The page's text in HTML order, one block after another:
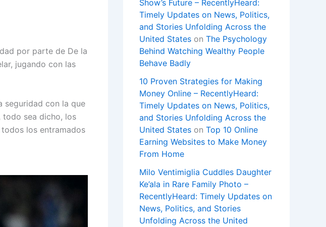
por parte de De la
jugando con las
seguridad con la que
todo sea dicho, los
los entramados
Show’s Future – RecentlyHeard:
Timely Updates on News, Politics,
and Stories Unfolding Across the
United States on The Psychology
Behind Watching Wealthy People
Behave Badly
10 Proven Strategies for Making
Money Online – RecentlyHeard:
Timely Updates on News, Politics,
and Stories Unfolding Across the
United States on Top 10 Online
Earning Websites to Make Money
From Home
Milo Ventimiglia Cuddles Daughter
Ke’ala in Rare Family Photo –
RecentlyHeard: Timely Updates on
News, Politics, and Stories
Unfolding Across the United